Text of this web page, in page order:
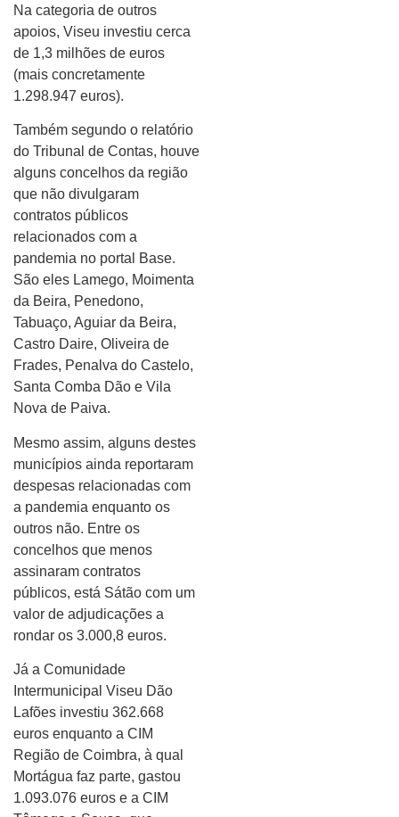
Na categoria de outros
apoios, Viseu investiu cerca
de 1,3 milhões de euros
(mais concretamente
1.298.947 euros).
Também segundo o relatório
do Tribunal de Contas, houve
alguns concelhos da região
que não divulgaram
contratos públicos
relacionados com a
pandemia no portal Base.
São eles Lamego, Moimenta
da Beira, Penedono,
Tabuaço, Aguiar da Beira,
Castro Daire, Oliveira de
Frades, Penalva do Castelo,
Santa Comba Dão e Vila
Nova de Paiva.
Mesmo assim, alguns destes
municípios ainda reportaram
despesas relacionadas com
a pandemia enquanto os
outros não. Entre os
concelhos que menos
assinaram contratos
públicos, está Sátão com um
valor de adjudicações a
rondar os 3.000,8 euros.
Já a Comunidade
Intermunicipal Viseu Dão
Lafões investiu 362.668
euros enquanto a CIM
Região de Coimbra, à qual
Mortágua faz parte, gastou
1.093.076 euros e a CIM